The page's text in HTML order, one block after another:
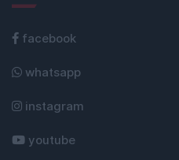
facebook
whatsapp
instagram
youtube